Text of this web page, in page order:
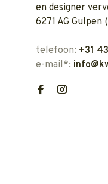
en designer
6271 AG
telefoon: +31
e-mail*: